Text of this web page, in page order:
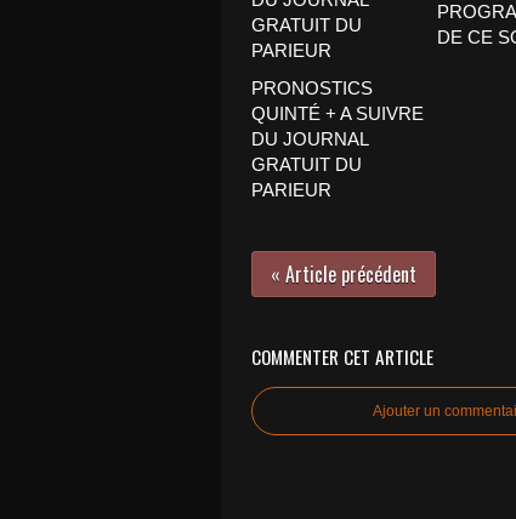
PRONOSTICS
QUINTÉ + A SUIVRE
DU JOURNAL
GRATUIT DU
PARIEUR
DE CE
« Article précédent
COMMENTER CET ARTICLE
Ajouter un